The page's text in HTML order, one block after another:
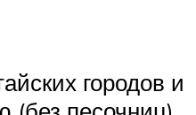
городов и